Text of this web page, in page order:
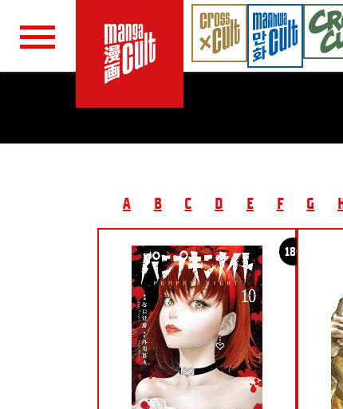
A
B C D E F G
18+